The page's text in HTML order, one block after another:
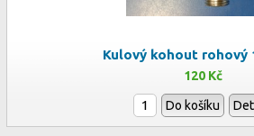
Kulový kohout rohový
120 Kč
Do košíku